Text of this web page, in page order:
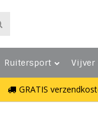
Ruitersport Vijver
GRATIS